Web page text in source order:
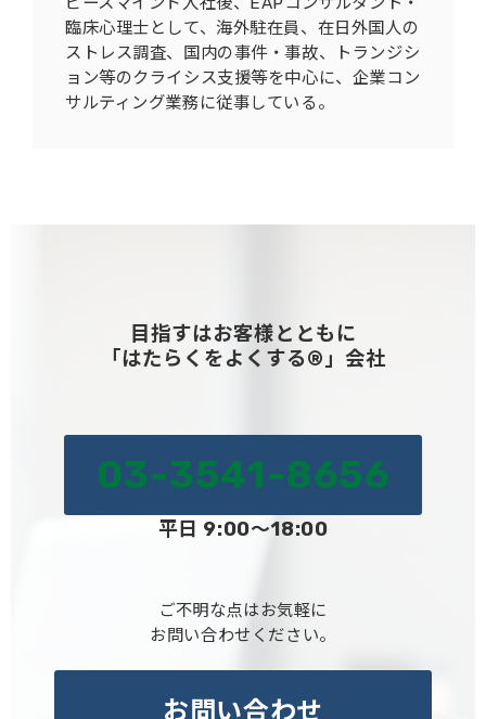
臨床心理士として、海外駐在員、在日外国人の
ストレス調査、国内の事件・事故、トランジシ
ョン等のクライシス支援等を中心に、企業コン
サルティング業務に従事している。
目指すはお客様とともに
「はたらくをよくする®」会社
03-3541-8656
平日 9:00～18:00
ご不明な点はお気軽に
お問い合わせください。
お問い合わせ